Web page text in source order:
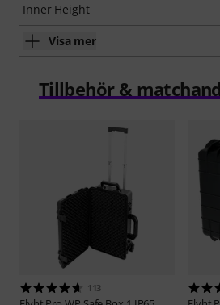
Inner Height
Visa mer
Tillbehör &
113